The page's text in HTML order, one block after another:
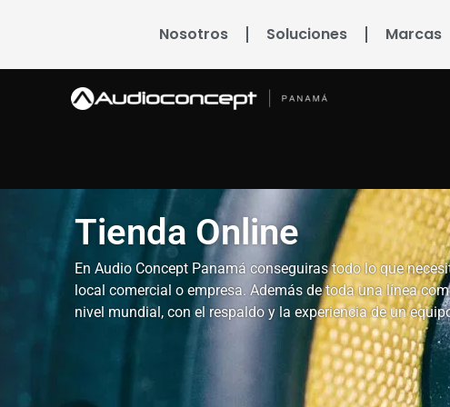
Nosotros Soluciones Marcas
Tienda Online
En Audio Concept Panamá conseguiras todo lo que
local comercial o empresa. Además de toda una línea
nivel mundial, con el respaldo y la experiencia de un